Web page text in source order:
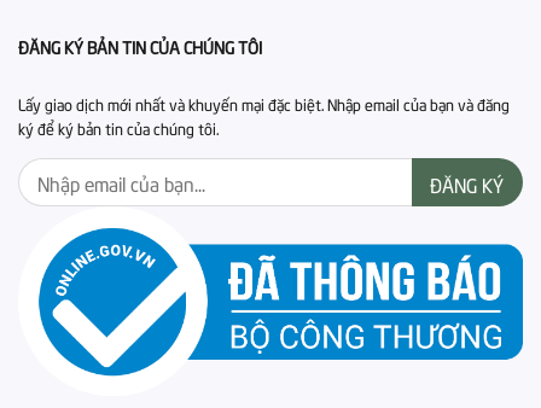
ĐĂNG KÝ BẢN TIN CỦA CHÚNG TÔI
Lấy giao dịch mới nhất và khuyến mại đặc biệt. Nhập email của bạn và đăng
ký để ký bản tin của chúng tôi.
ĐĂNG KÝ